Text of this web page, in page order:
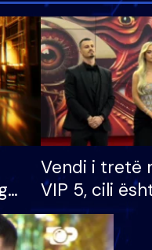
Vendi i tretë
VIP 5, cili
radhës që lë